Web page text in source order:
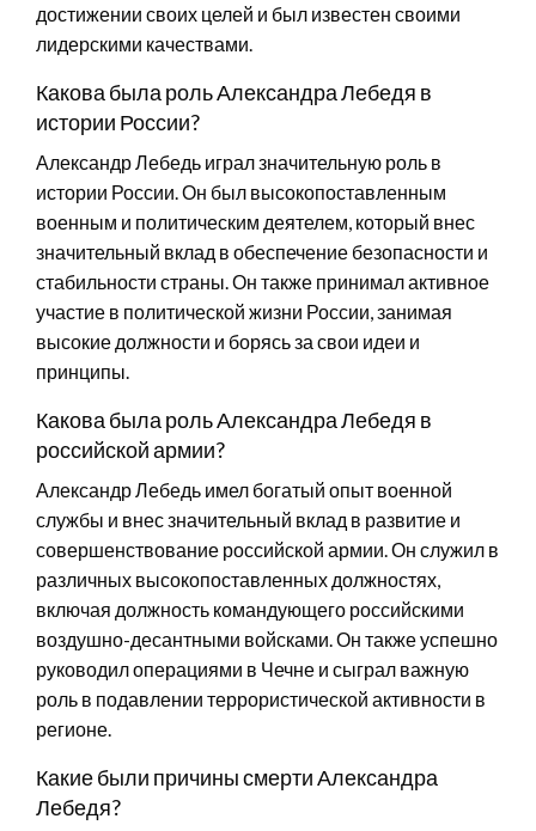
достижении своих целей и был известен своими
лидерскими качествами.
Какова была роль Александра Лебедя в
истории России?
Александр Лебедь играл значительную роль в
истории России. Он был высокопоставленным
военным и политическим деятелем, который внес
значительный вклад в обеспечение безопасности и
стабильности страны. Он также принимал активное
участие в политической жизни России, занимая
высокие должности и борясь за свои идеи и
принципы.
Какова была роль Александра Лебедя в
российской армии?
Александр Лебедь имел богатый опыт военной
службы и внес значительный вклад в развитие и
совершенствование российской армии. Он служил в
различных высокопоставленных должностях,
включая должность командующего российскими
воздушно-десантными войсками. Он также успешно
руководил операциями в Чечне и сыграл важную
роль в подавлении террористической активности в
регионе.
Какие были причины смерти Александра
Лебедя?